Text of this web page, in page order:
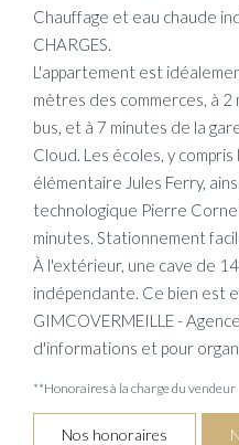
Chauffage et eau chaude
CHARGES.
L'appartement est
mètres des commerces, à
bus, et à 7 minutes de la
Cloud. Les écoles, y
élémentaire Jules Ferry,
technologique Pierre
minutes. Stationnement
À l'extérieur, une cave de
indépendante. Ce bien est
GIMCOVERMEILLE -
d'informations et pour
**Honoraires à la charge du vendeur
Nos honoraires